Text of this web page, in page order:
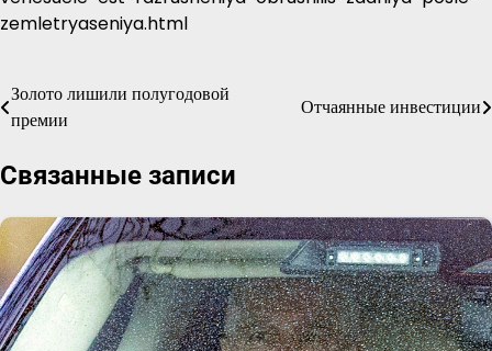
zemletryaseniya.html
Навигация
по
записям
Золото лишили полугодовой
премии
Отчаянные инвестиции
Связанные записи